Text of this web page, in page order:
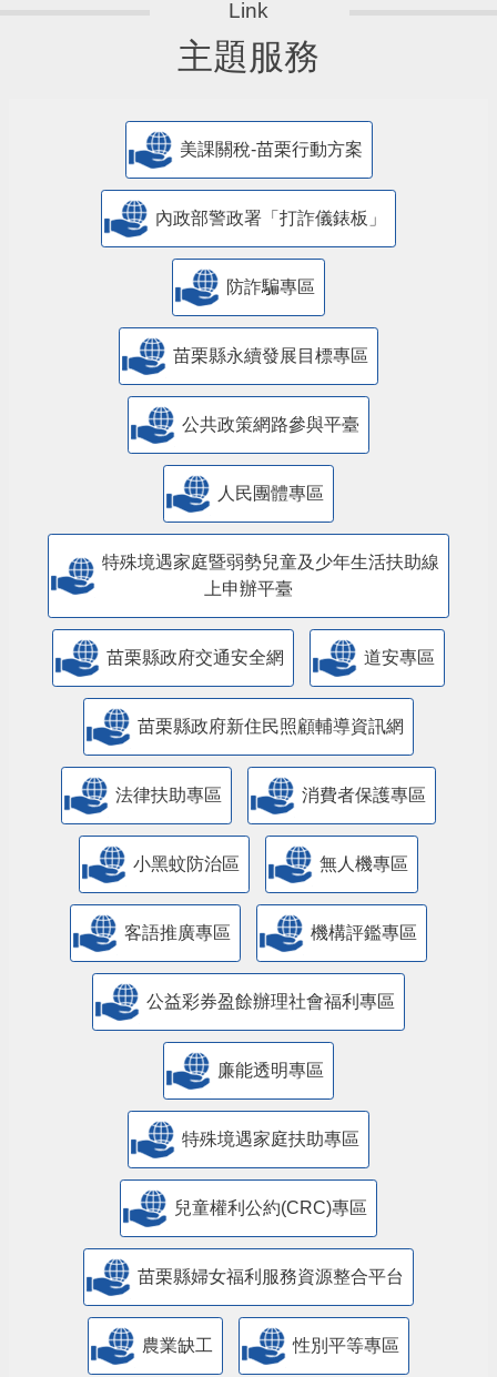
主題服務
美課關稅-苗栗行動方案
內政部警政署「打詐儀錶板」
防詐騙專區
苗栗縣永續發展目標專區
公共政策網路參與平臺
人民團體專區
特殊境遇家庭暨弱勢兒童及少年生活扶助線
上申辦平臺
苗栗縣政府交通安全網 道安專區
苗栗縣政府新住民照顧輔導資訊網
法律扶助專區 消費者保護專區
小黑蚊防治區 無人機專區
客語推廣專區 機構評鑑專區
公益彩券盈餘辦理社會福利專區
廉能透明專區
特殊境遇家庭扶助專區
兒童權利公約(CRC)專區
苗栗縣婦女福利服務資源整合平台
農業缺工 性別平等專區